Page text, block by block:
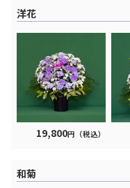
洋花
19,800円（税込）
和菊